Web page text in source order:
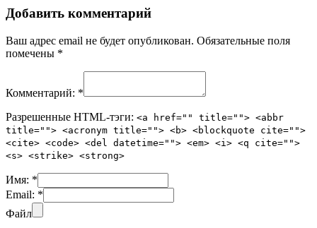
Добавить комментарий
Ваш адрес email не будет опубликован. Обязательные поля
помечены *
Комментарий: *
Разрешенные HTML-тэги: <a href="" title=""> <abbr
title=""> <acronym title=""> <b> <blockquote cite="">
<cite> <code> <del datetime=""> <em> <i> <q cite="">
<s> <strike> <strong>
Имя: *
Email: *
Файл